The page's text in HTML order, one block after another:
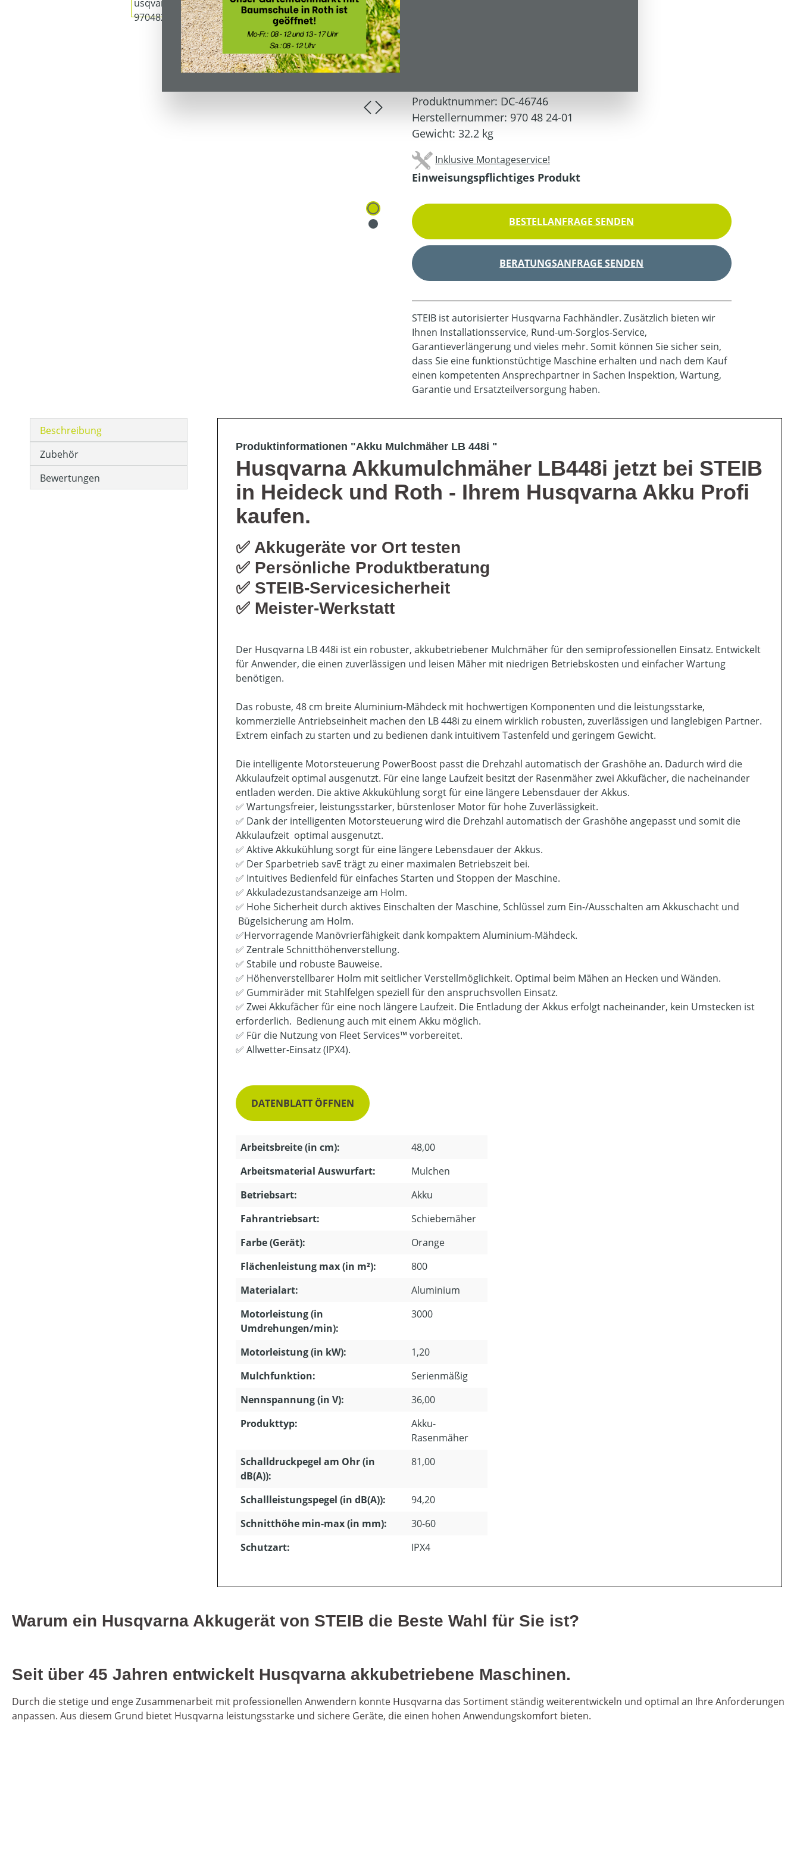
Produktnummer: DC-46746
Herstellernummer: 970 48 24-01
Gewicht: 32.2 kg
Inklusive Montageservice!
Einweisungspflichtiges Produkt
BESTELLANFRAGE SENDEN
BERATUNGSANFRAGE SENDEN
STEIB ist autorisierter Husqvarna Fachhändler. Zusätzlich bieten wir
Ihnen Installationsservice, Rund-um-Sorglos-Service,
Garantieverlängerung und vieles mehr. Somit können Sie sicher sein,
dass Sie eine funktionstüchtige Maschine erhalten und nach dem Kauf
einen kompetenten Ansprechpartner in Sachen Inspektion, Wartung,
Garantie und Ersatzteilversorgung haben.
Beschreibung
Zubehör
Bewertungen
Produktinformationen "Akku Mulchmäher LB 448i "
Husqvarna Akkumulchmäher LB448i jetzt bei STEIB
in Heideck und Roth - Ihrem Husqvarna Akku Profi
kaufen.
✅ Akkugeräte vor Ort testen
✅ Persönliche Produktberatung
✅ STEIB-Servicesicherheit
✅ Meister-Werkstatt
Der Husqvarna LB 448i ist ein robuster, akkubetriebener Mulchmäher für den semiprofessionellen Einsatz. Entwickelt
für Anwender, die einen zuverlässigen und leisen Mäher mit niedrigen Betriebskosten und einfacher Wartung
benötigen.
Das robuste, 48 cm breite Aluminium-Mähdeck mit hochwertigen Komponenten und die leistungsstarke,
kommerzielle Antriebseinheit machen den LB 448i zu einem wirklich robusten, zuverlässigen und langlebigen Partner.
Extrem einfach zu starten und zu bedienen dank intuitivem Tastenfeld und geringem Gewicht.
Die intelligente Motorsteuerung PowerBoost passt die Drehzahl automatisch der Grashöhe an. Dadurch wird die
Akkulaufzeit optimal ausgenutzt. Für eine lange Laufzeit besitzt der Rasenmäher zwei Akkufächer, die nacheinander
entladen werden. Die aktive Akkukühlung sorgt für eine längere Lebensdauer der Akkus.
✅ Wartungsfreier, leistungsstarker, bürstenloser Motor für hohe Zuverlässigkeit.
✅ Dank der intelligenten Motorsteuerung wird die Drehzahl automatisch der Grashöhe angepasst und somit die
Akkulaufzeit optimal ausgenutzt.
✅ Aktive Akkukühlung sorgt für eine längere Lebensdauer der Akkus.
✅ Der Sparbetrieb savE trägt zu einer maximalen Betriebszeit bei.
✅ Intuitives Bedienfeld für einfaches Starten und Stoppen der Maschine.
✅ Akkuladezustandsanzeige am Holm.
✅ Hohe Sicherheit durch aktives Einschalten der Maschine, Schlüssel zum Ein-/Ausschalten am Akkuschacht und
Bügelsicherung am Holm.
✅Hervorragende Manövrierfähigkeit dank kompaktem Aluminium-Mähdeck.
✅ Zentrale Schnitthöhenverstellung.
✅ Stabile und robuste Bauweise.
✅ Höhenverstellbarer Holm mit seitlicher Verstellmöglichkeit. Optimal beim Mähen an Hecken und Wänden.
✅ Gummiräder mit Stahlfelgen speziell für den anspruchsvollen Einsatz.
✅ Zwei Akkufächer für eine noch längere Laufzeit. Die Entladung der Akkus erfolgt nacheinander, kein Umstecken ist
erforderlich. Bedienung auch mit einem Akku möglich.
✅ Für die Nutzung von Fleet Services™ vorbereitet.
✅ Allwetter-Einsatz (IPX4).
DATENBLATT ÖFFNEN
Arbeitsbreite (in cm):
48,00
Arbeitsmaterial Auswurfart:
Mulchen
Betriebsart:
Akku
Fahrantriebsart:
Schiebemäher
Farbe (Gerät):
Orange
Flächenleistung max (in m²):
800
Materialart:
Aluminium
Motorleistung (in
Umdrehungen/min):
3000
Motorleistung (in kW):
1,20
Mulchfunktion:
Serienmäßig
Nennspannung (in V):
36,00
Produkttyp:
Akku-
Rasenmäher
Schalldruckpegel am Ohr (in
dB(A)):
81,00
Schallleistungspegel (in dB(A)):
94,20
Schnitthöhe min-max (in mm):
30-60
Schutzart:
IPX4
Warum ein Husqvarna Akkugerät von STEIB die Beste Wahl für Sie ist?
Seit über 45 Jahren entwickelt Husqvarna akkubetriebene Maschinen.
Durch die stetige und enge Zusammenarbeit mit professionellen Anwendern konnte Husqvarna das Sortiment ständig weiterentwickeln und optimal an Ihre Anforderungen
anpassen. Aus diesem Grund bietet Husqvarna leistungsstarke und sichere Geräte, die einen hohen Anwendungskomfort bieten.